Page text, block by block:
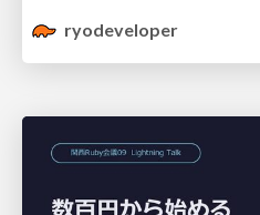
ryodeveloper